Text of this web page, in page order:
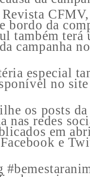
bordo da
também terá
campanha
especial
no
os posts da
nas redes
em
e